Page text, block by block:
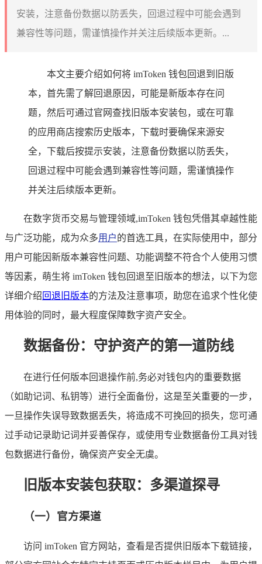
安装，注意备份数据以防丢失，回退过程中可能会遇到
兼容性等问题，需谨慎操作并关注后续版本更新。...
本文主要介绍如何将 imToken 钱包回退到旧版
本，首先需了解回退原因，可能是新版本存在问
题，然后可通过官网查找旧版本安装包，或在可靠
的应用商店搜索历史版本，下载时要确保来源安
全，下载后按提示安装，注意备份数据以防丢失，
回退过程中可能会遇到兼容性等问题，需谨慎操作
并关注后续版本更新。
在数字货币交易与管理领域,imToken 钱包凭借其卓越性能
与广泛功能，成为众多用户的首选工具，在实际使用中，部分
用户可能因新版本兼容性问题、功能调整不符合个人使用习惯
等因素，萌生将 imToken 钱包回退至旧版本的想法，以下为您
详细介绍回退旧版本的方法及注意事项，助您在追求个性化使
用体验的同时，最大程度保障数字资产安全。
数据备份：守护资产的第一道防线
在进行任何版本回退操作前,务必对钱包内的重要数据
（如助记词、私钥等）进行全面备份，这是至关重要的一步，
一旦操作失误导致数据丢失，将造成不可挽回的损失，您可通
过手动记录助记词并妥善保存，或使用专业数据备份工具对钱
包数据进行备份，确保资产安全无虞。
旧版本安装包获取：多渠道探寻
（一）官方渠道
访问 imToken 官方网站，查看是否提供旧版本下载链接，